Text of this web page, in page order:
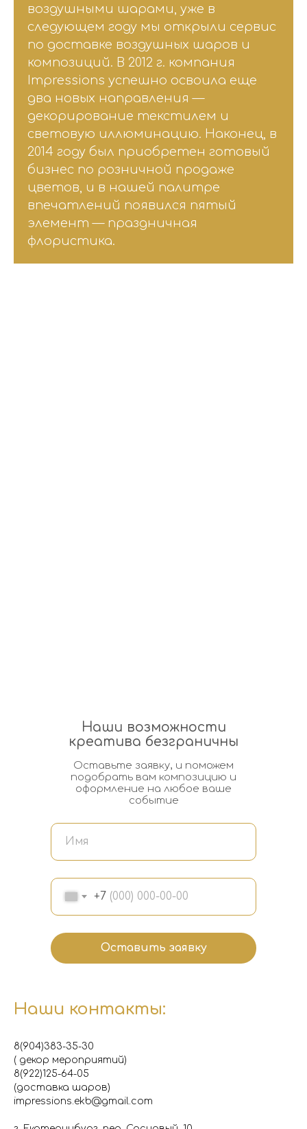
воздушными шарами, уже в
следующем году мы открыли сервис
по доставке воздушных шаров и
композиций. В 2012 г. компания
Impressions успешно освоила еще
два новых направления —
декорирование текстилем и
световую иллюминацию. Наконец, в
2014 году был приобретен готовый
бизнес по розничной продаже
цветов, и в нашей палитре
впечатлений появился пятый
элемент — праздничная
флористика.
+7
Оставить заявку
Наши возможности
креатива безграничны
Оставьте заявку, и поможем
подобрать вам композицию и
оформление на любое ваше
событие
Наши контакты:
8(904)383-35-30
( декор мероприятий)
8(922)125-64-05
(доставка шаров)
impressions.ekb@gmail.com